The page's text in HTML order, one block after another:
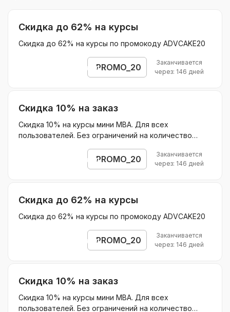
Скидка до 62% на курсы
Скидка до 62% на курсы по промокоду ADVCAKE20
PROMO_20
Открыть промокод
Заканчивается
через: 146 дней
Скидка 10% на заказ
Скидка 10% на курсы мини MBA. Для всех
пользователей. Без ограничений на количество
PROMO_20
Открыть промокод
Заканчивается
через: 146 дней
Скидка до 62% на курсы
Скидка до 62% на курсы по промокоду ADVCAKE20
PROMO_20
Открыть промокод
Заканчивается
через: 146 дней
Скидка 10% на заказ
Скидка 10% на курсы мини MBA. Для всех
пользователей. Без ограничений на количество